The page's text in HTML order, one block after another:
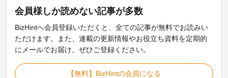
会員様しか読めない記事が多数
BizHintへ会員登録いただくと、全ての記事が無料でお読みい
ただけます。また、連載の更新情報やお役立ち資料を定期的
にメールでお届け。ぜひご登録ください。
【無料】BizHintの会員になる